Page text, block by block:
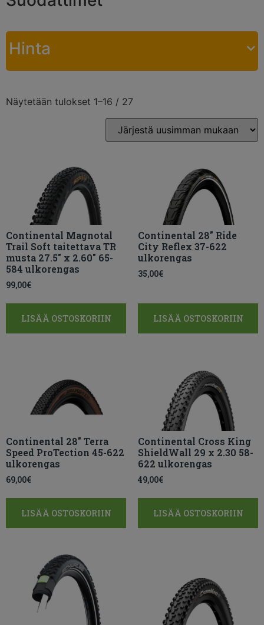
Hinta
Näytetään tulokset 1–16 / 27
Continental Magnotal
Trail Soft taitettava TR
musta 27.5″ x 2.60″ 65-
584 ulkorengas
99,00€
LISÄÄ OSTOSKORIIN
Continental 28″ Ride
City Reflex 37-622
ulkorengas
35,00€
LISÄÄ OSTOSKORIIN
Continental 28″ Terra
Speed ProTection 45-622
ulkorengas
69,00€
LISÄÄ OSTOSKORIIN
Continental Cross King
ShieldWall 29 x 2.30 58-
622 ulkorengas
49,00€
LISÄÄ OSTOSKORIIN